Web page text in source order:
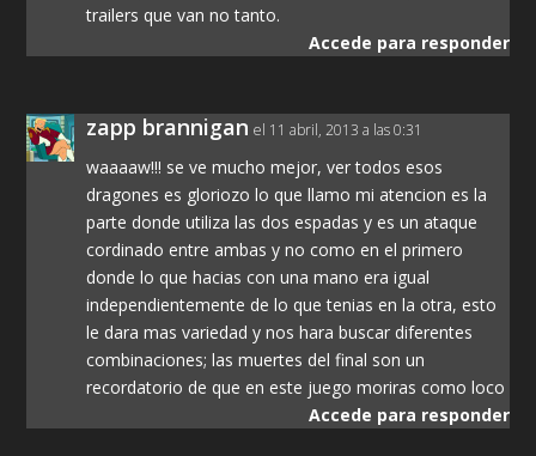
trailers que van no tanto.
Accede para responder
zapp brannigan el 11 abril, 2013 a las 0:31
waaaaw!!! se ve mucho mejor, ver todos esos
dragones es gloriozo lo que llamo mi atencion es la
parte donde utiliza las dos espadas y es un ataque
cordinado entre ambas y no como en el primero
donde lo que hacias con una mano era igual
independientemente de lo que tenias en la otra, esto
le dara mas variedad y nos hara buscar diferentes
combinaciones; las muertes del final son un
recordatorio de que en este juego moriras como loco
Accede para responder